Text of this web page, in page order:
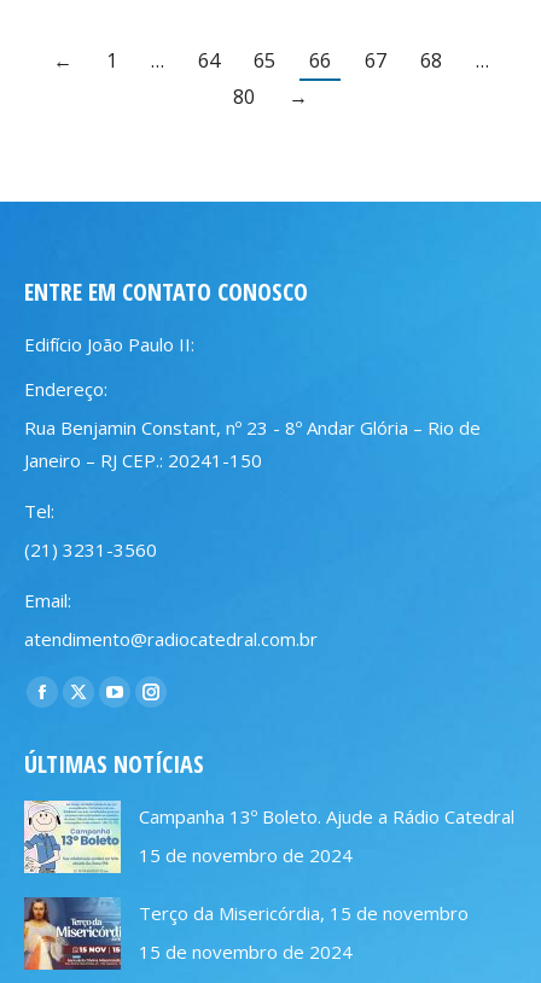
← 1 … 64 65 66 67 68
…
80
→
ENTRE EM CONTATO CONOSCO
Edifício João Paulo II:
Endereço:
Rua Benjamin Constant, nº 23 - 8º Andar Glória – Rio de
Janeiro – RJ CEP.: 20241-150
Tel:
(21) 3231-3560
Email:
atendimento@radiocatedral.com.br
Encontre-nos em:
Facebook
opens
in
new
window
X
opens
in
new
window
YouTube
opens
in
new
window
Instagram
opens
new
window
ÚLTIMAS NOTÍCIAS
Campanha 13º Boleto. Ajude a Rádio Catedral
15 de novembro de 2024
Terço da Misericórdia, 15 de novembro
15 de novembro de 2024